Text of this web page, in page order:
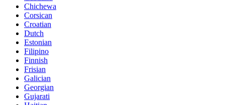
Chichewa
Corsican
Croatian
Dutch
Estonian
Filipino
Finnish
Frisian
Galician
Georgian
Gujarati